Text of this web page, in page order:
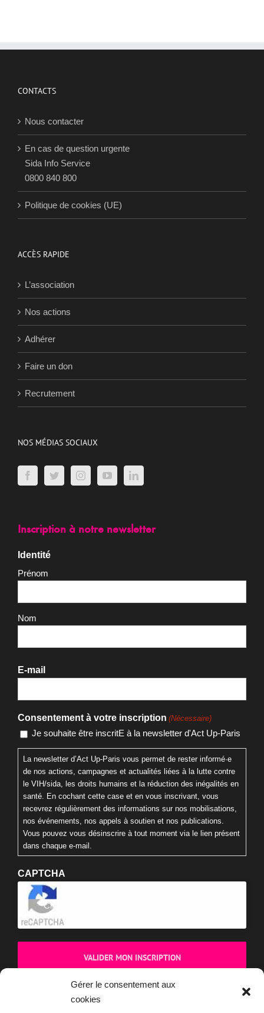
Gérer le consentement aux
cookies
CONTACTS
Nous contacter
En cas de question urgente
Sida Info Service
0800 840 800
Politique de cookies (UE)
ACCÈS RAPIDE
L’association
Nos actions
Adhérer
Faire un don
Recrutement
NOS MÉDIAS SOCIAUX
Inscription à notre newsletter
Identité
Prénom
Nom
E-mail
Consentement à votre inscription (Nécessaire)
Je souhaite être inscritE à la newsletter d'Act Up-Paris
La newsletter d’Act Up-Paris vous permet de rester informé·e
de nos actions, campagnes et actualités liées à la lutte contre
le VIH/sida, les droits humains et la réduction des inégalités en
santé. En cochant cette case et en vous inscrivant, vous
recevrez régulièrement des informations sur nos mobilisations,
nos événements, nos appels à soutien et nos publications.
Vous pouvez vous désinscrire à tout moment via le lien présent
dans chaque e-mail.
CAPTCHA
Cliquez pour accepter la validation reCaptcha.